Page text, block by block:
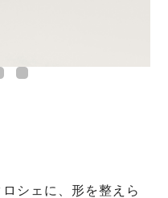
シェに、形を整えら